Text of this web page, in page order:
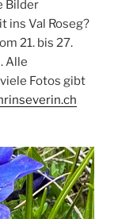
Bilder
ins Val Roseg?
21. bis 27.
Alle
Fotos gibt